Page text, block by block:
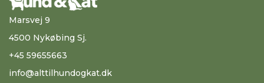
Marsvej 9
4500 Nykøbing Sj.
+45 59655663
info@alttilhundogkat.dk